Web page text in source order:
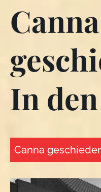
Canna
In
Canna